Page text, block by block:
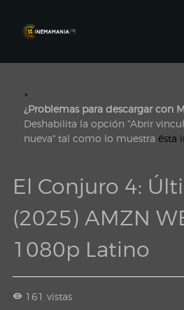
×
¿Problemas para descargar con
Deshabilita la opción "Abrir
nueva" tal como lo muestra ésta
El Conjuro 4:
(2025) AMZN
1080p Latino
161 vistas